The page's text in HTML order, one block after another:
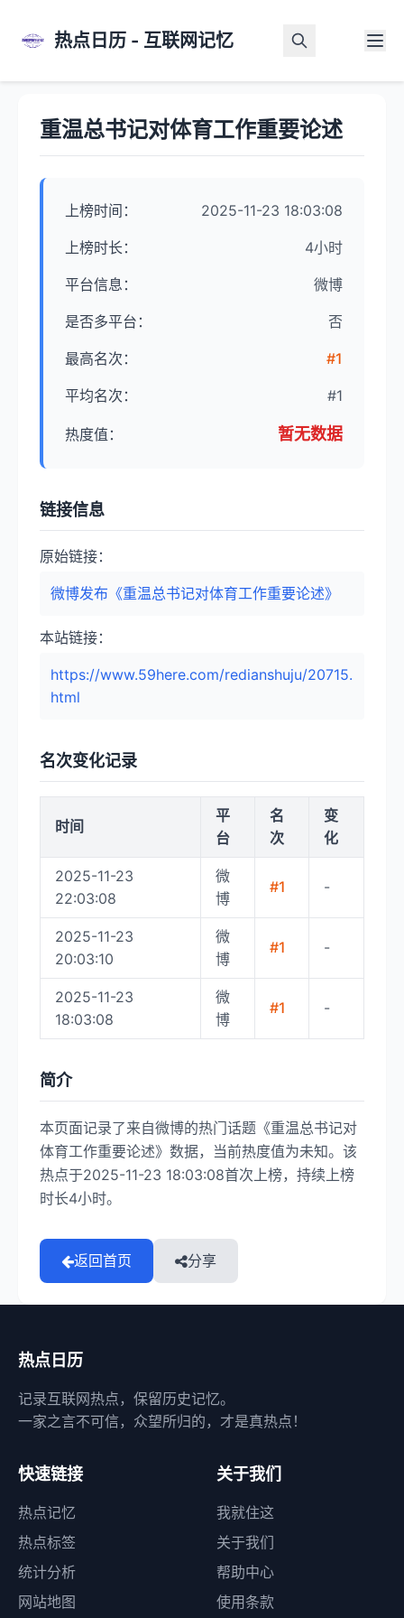
热点日历 - 互联网记忆
重温总书记对体育工作重要论述
上榜时间： 2025-11-23 18:03:08
上榜时长： 4小时
平台信息： 微博
是否多平台： 否
最高名次： #1
平均名次： #1
热度值： 暂无数据
链接信息
原始链接：
微博发布《重温总书记对体育工作重要论述》
本站链接：
https://www.59here.com/redianshuju/20715.
html
名次变化记录
时间
平
台
名
次
变
化
2025-11-23
22:03:08
微
博
#1 -
2025-11-23
20:03:10
微
博
#1 -
2025-11-23
18:03:08
微
博
#1 -
简介
本页面记录了来自微博的热门话题《重温总书记对
体育工作重要论述》数据，当前热度值为未知。该
热点于2025-11-23 18:03:08首次上榜，持续上榜
时长4小时。
返回首页 分享
热点日历
记录互联网热点，保留历史记忆。
一家之言不可信，众望所归的，才是真热点！
快速链接
热点记忆
热点标签
统计分析
网站地图
关于我们
我就住这
关于我们
帮助中心
使用条款